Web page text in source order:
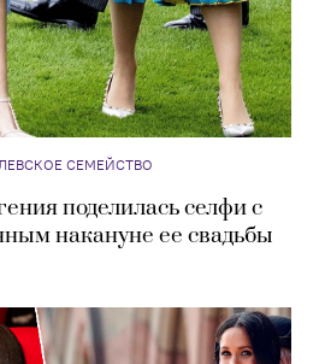
СЕМЕЙСТВО
поделилась селфи с
накануне ее свадьбы